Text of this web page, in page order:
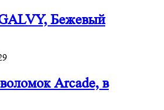
Бежевый
Arcade, в